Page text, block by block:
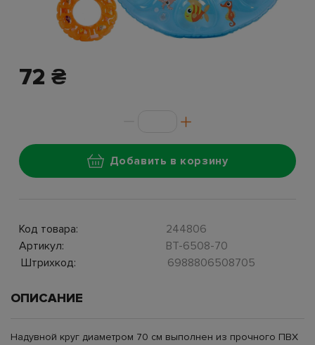
72 ₴
Добавить в корзину
Код товара:
244806
Артикул:
BT-6508-70
Штрихкод:
6988806508705
ОПИСАНИЕ
Надувной круг диаметром 70 см выполнен из прочного ПВХ